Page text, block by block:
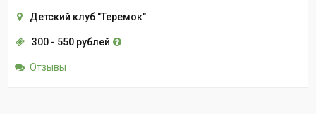
Детский клуб "Теремок"
300 - 550 рублей
Отзывы